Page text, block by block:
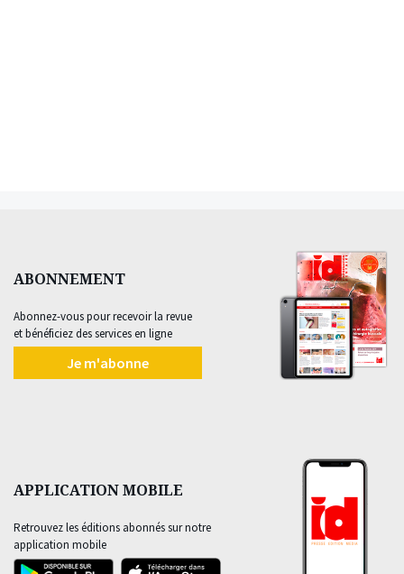
ABONNEMENT
Abonnez-vous pour recevoir la revue
et bénéficiez des services en ligne
Je m'abonne
APPLICATION MOBILE
Retrouvez les éditions abonnés sur notre
application mobile